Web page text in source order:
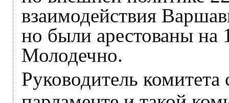
взаимодействия
но были арестованы на
Молодечно.
Руководитель